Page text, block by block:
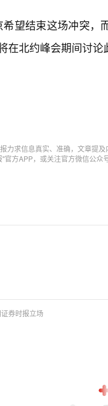
望结束这场冲突，
在北约峰会期间讨
力求信息真实、准确，文章提
官方APP，或关注官方微信公
券时报立场